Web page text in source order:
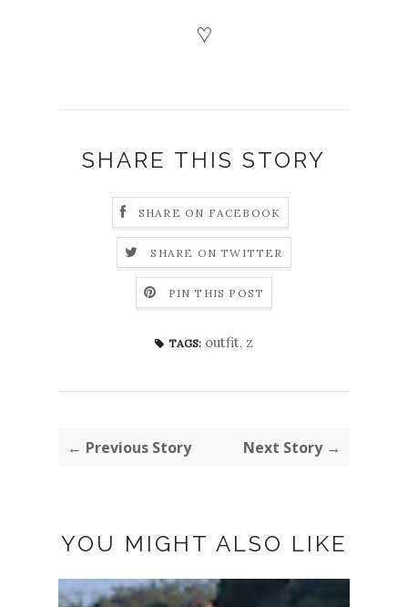
♡
SHARE THIS STORY
SHARE ON FACEBOOK
SHARE ON TWITTER
PIN THIS POST
TAGS: outfit, z
← Previous Story Next Story →
YOU MIGHT ALSO LIKE